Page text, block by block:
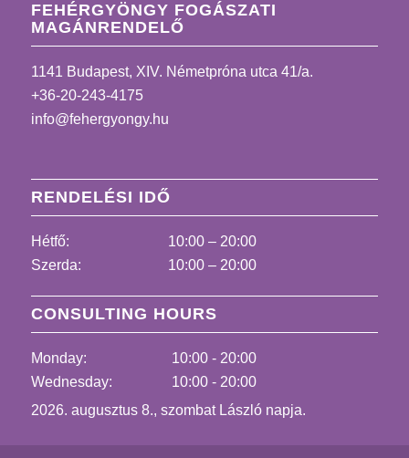
FEHÉRGYÖNGY FOGÁSZATI
MAGÁNRENDELŐ
1141 Budapest, XIV. Németpróna utca 41/a.
+36-20-243-4175
info@fehergyongy.hu
RENDELÉSI IDŐ
Hétfő:
10:00 – 20:00
Szerda:
10:00 – 20:00
CONSULTING HOURS
Monday:
10:00 - 20:00
Wednesday:
10:00 - 20:00
2026. augusztus 8., szombat László napja.